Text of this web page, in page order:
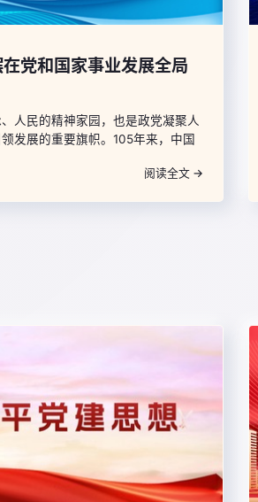
党和国家事业发展全局
人民的精神家园，也是政党凝聚人
发展的重要旗帜。105年来，中国
支撑强国建设、民族复兴伟业。立
阅读全文 →